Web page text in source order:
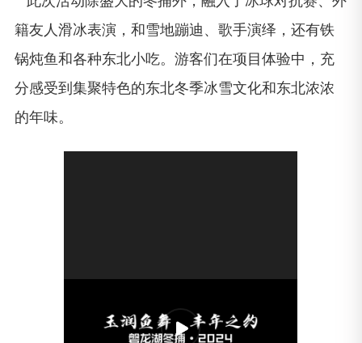
籍友人滑冰表演，和雪地蹦迪、歌手演绎，还有铁
锅炖鱼和各种东北小吃。游客们在项目体验中，充
分感受到集聚特色的东北冬季冰雪文化和东北浓浓
的年味。